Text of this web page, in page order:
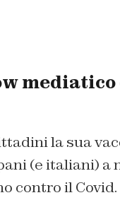
la sua
(e italiani) a
contro il Covid.